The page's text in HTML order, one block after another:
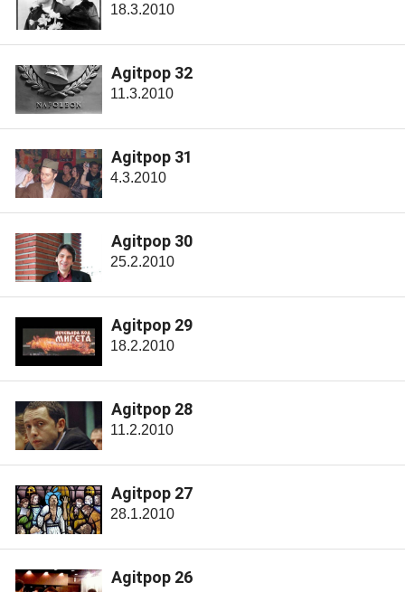
18.3.2010
Agitpop 32
11.3.2010
Agitpop 31
4.3.2010
Agitpop 30
25.2.2010
Agitpop 29
18.2.2010
Agitpop 28
11.2.2010
Agitpop 27
28.1.2010
Agitpop 26